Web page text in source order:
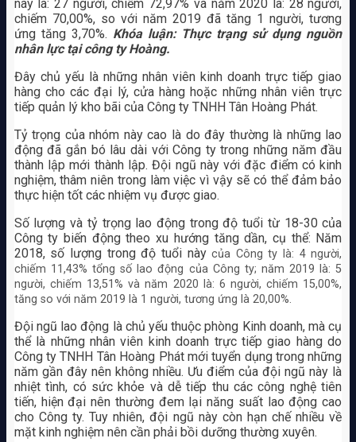
này là: 27 người, chiếm 72,97% và năm 2020 là: 28 người,
chiếm 70,00%, so với năm 2019 đã tăng 1 người, tương
ứng tăng 3,70%. Khóa luận: Thực trạng sử dụng nguồn
nhân lực tại công ty Hoàng.
Đây chủ yếu là những nhân viên kinh doanh trực tiếp giao
hàng cho các đại lý, cửa hàng hoặc những nhân viên trực
tiếp quản lý kho bãi của Công ty TNHH Tân Hoàng Phát.
Tỷ trọng của nhóm này cao là do đây thường là những lao
động đã gắn bó lâu dài với Công ty trong những năm đầu
thành lập mới thành lập. Đội ngũ này với đặc điểm có kinh
nghiệm, thâm niên trong làm việc vì vậy sẽ có thể đảm bảo
thực hiện tốt các nhiệm vụ được giao.
Số lượng và tỷ trọng lao động trong độ tuổi từ 18-30 của
Công ty biến động theo xu hướng tăng dần, cụ thể: Năm
2018, số lượng trong độ tuổi nàycủa Công ty là: 4 người,
chiếm 11,43% tổng số lao động của Công ty; năm 2019 là: 5
người, chiếm 13,51% và năm 2020 là: 6 người, chiếm 15,00%,
tăng so với năm 2019 là 1 người, tương ứng là 20,00%.
Đội ngũ lao động là chủ yếu thuộc phòng Kinh doanh, mà cụ
thể là những nhân viên kinh doanh trực tiếp giao hàng do
Công ty TNHH Tân Hoàng Phát mới tuyển dụng trong những
năm gần đây nên không nhiều. Ưu điểm của đội ngũ này là
nhiệt tình, có sức khỏe và dễ tiếp thu các công nghệ tiên
tiến, hiện đại nên thường đem lại năng suất lao động cao
cho Công ty. Tuy nhiên, đội ngũ này còn hạn chế nhiều về
mặt kinh nghiệm nên cần phải bồi dưỡng thường xuyên.